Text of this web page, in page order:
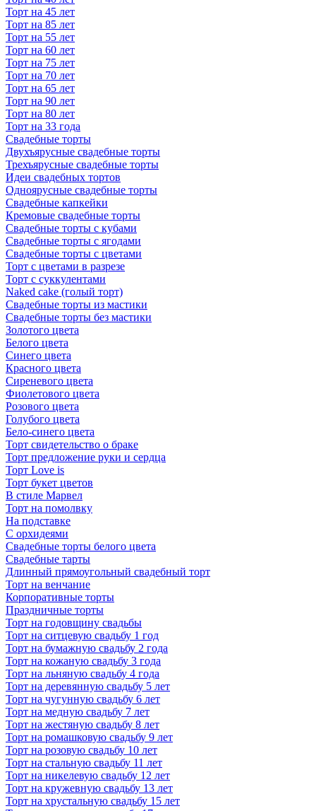
Торт на 45 лет
Торт на 85 лет
Торт на 55 лет
Торт на 60 лет
Торт на 75 лет
Торт на 70 лет
Торт на 65 лет
Торт на 90 лет
Торт на 80 лет
Торт на 33 года
Свадебные торты
Двухъярусные свадебные торты
Трехъярусные свадебные торты
Идеи свадебных тортов
Одноярусные свадебные торты
Свадебные капкейки
Кремовые свадебные торты
Свадебные торты с кубами
Свадебные торты с ягодами
Свадебные торты с цветами
Торт с цветами в разрезе
Торт с суккулентами
Naked cake (голый торт)
Свадебные торты из мастики
Свадебные торты без мастики
Золотого цвета
Белого цвета
Синего цвета
Красного цвета
Сиреневого цвета
Фиолетового цвета
Розового цвета
Голубого цвета
Бело-синего цвета
Торт свидетельство о браке
Торт предложение руки и сердца
Торт Love is
Торт букет цветов
В стиле Марвел
Торт на помолвку
На подставке
С орхидеями
Свадебные торты белого цвета
Свадебные тарты
Длинный прямоугольный свадебный торт
Торт на венчание
Корпоративные торты
Праздничные торты
Торт на годовщину свадьбы
Торт на ситцевую свадьбу 1 год
Торт на бумажную свадьбу 2 года
Торт на кожаную свадьбу 3 года
Торт на льняную свадьбу 4 года
Торт на деревянную свадьбу 5 лет
Торт на чугунную свадьбу 6 лет
Торт на медную свадьбу 7 лет
Торт на жестяную свадьбу 8 лет
Торт на ромашковую свадьбу 9 лет
Торт на розовую свадьбу 10 лет
Торт на стальную свадьбу 11 лет
Торт на никелевую свадьбу 12 лет
Торт на кружевную свадьбу 13 лет
Торт на хрустальную свадьбу 15 лет